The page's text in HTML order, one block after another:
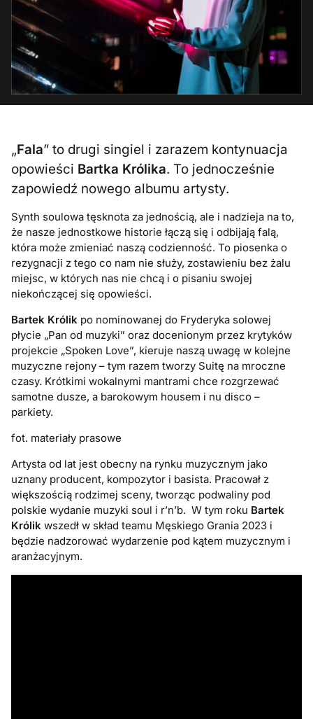
„Fala” to drugi singiel i zarazem kontynuacja
opowieści Bartka Królika. To jednocześnie
zapowiedź nowego albumu artysty.
Synth soulowa tęsknota za jednością, ale i nadzieja na to,
że nasze jednostkowe historie łączą się i odbijają falą,
która może zmieniać naszą codzienność. To piosenka o
rezygnacji z tego co nam nie służy, zostawieniu bez żalu
miejsc, w których nas nie chcą i o pisaniu swojej
niekończącej się opowieści.
Bartek Królik po nominowanej do Fryderyka solowej
płycie „Pan od muzyki” oraz docenionym przez krytyków
projekcie „Spoken Love”, kieruje naszą uwagę w kolejne
muzyczne rejony – tym razem tworzy Suitę na mroczne
czasy. Krótkimi wokalnymi mantrami chce rozgrzewać
samotne dusze, a barokowym housem i nu disco –
parkiety.
fot. materiały prasowe
Artysta od lat jest obecny na rynku muzycznym jako
uznany producent, kompozytor i basista. Pracował z
większością rodzimej sceny, tworząc podwaliny pod
polskie wydanie muzyki soul i r’n’b. W tym roku Bartek
Królik wszedł w skład teamu Męskiego Grania 2023 i
będzie nadzorować wydarzenie pod kątem muzycznym i
aranżacyjnym.